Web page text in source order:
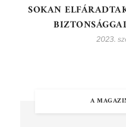
SOKAN
2023.
A